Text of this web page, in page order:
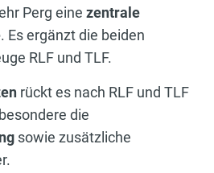
Perg eine zentrale
. Es ergänzt die beiden
RLF und TLF.
rückt es nach RLF und TLF
die
sowie zusätzliche